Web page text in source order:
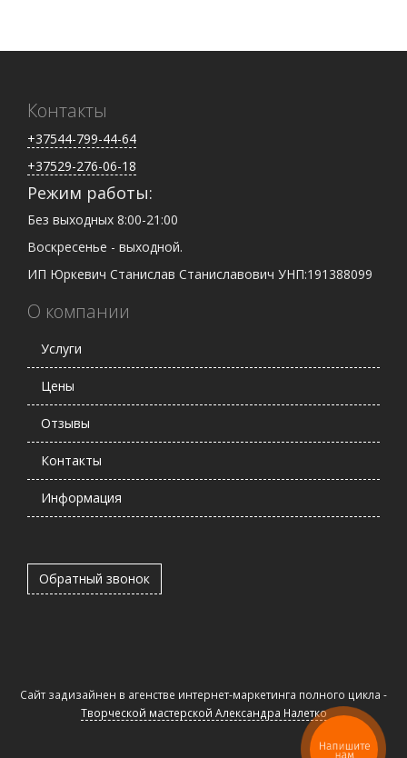
Контакты
+37544-799-44-64
+37529-276-06-18
Режим работы:
Без выходных 8:00-21:00
Воскресенье - выходной.
ИП Юркевич Станислав Станиславович УНП:191388099
О компании
Услуги
Цены
Отзывы
Контакты
Информация
Обратный звонок
Сайт задизайнен в агенстве интернет-маркетинга полного цикла -
Творческой мастерской Александра Налетко